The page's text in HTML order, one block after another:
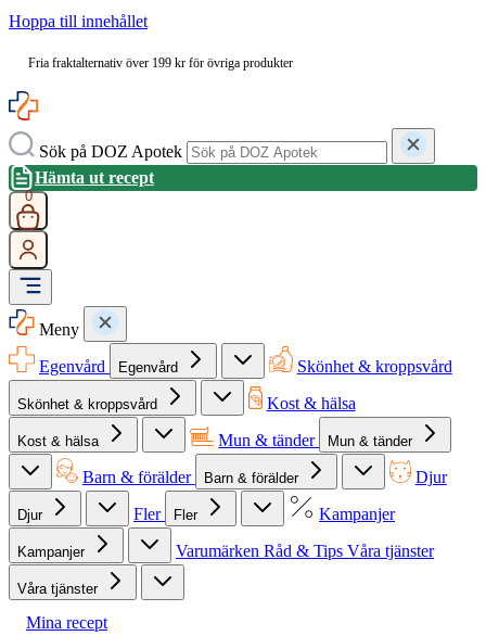
Hoppa till innehållet
Fria fraktalternativ över 199 kr för övriga produkter
Sök på DOZ Apotek
Hämta ut recept
0
Meny
Egenvård
Egenvård Skönhet & kroppsvård
Skönhet & kroppsvård Kost & hälsa
Kost & hälsa Mun & tänder Mun & tänder
Barn & förälder Barn & förälder Djur
Djur Fler Fler Kampanjer
Kampanjer Varumärken Råd & Tips Våra tjänster
Våra tjänster
Mina recept